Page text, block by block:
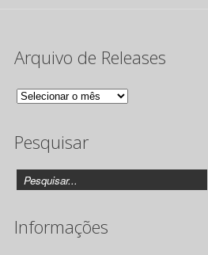
Arquivo de Releases
Arquivo
Releases
Pesquisar
Informações